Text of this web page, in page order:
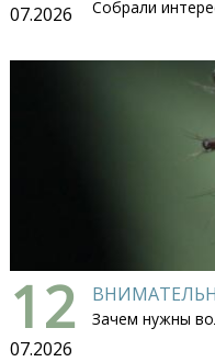
07.2026 Собрали
12
07.2026
Зачем нужны